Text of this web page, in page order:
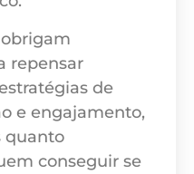
repensar
de
e engajamento,
quanto
conseguir se